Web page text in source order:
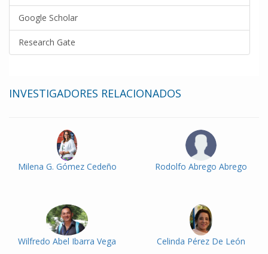
Google Scholar
Research Gate
INVESTIGADORES RELACIONADOS
Milena G. Gómez Cedeño Rodolfo Abrego Abrego
Wilfredo Abel Ibarra Vega Celinda Pérez De León